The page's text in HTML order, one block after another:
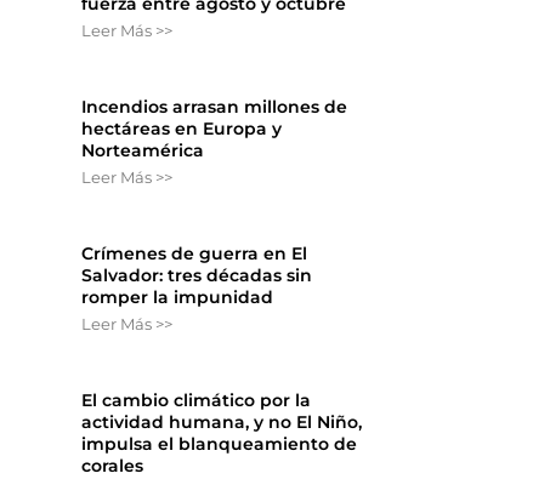
Leer Más >>
Incendios arrasan millones de
hectáreas en Europa y
Norteamérica
Leer Más >>
Crímenes de guerra en El
Salvador: tres décadas sin
romper la impunidad
Leer Más >>
El cambio climático por la
actividad humana, y no El Niño,
impulsa el blanqueamiento de
corales